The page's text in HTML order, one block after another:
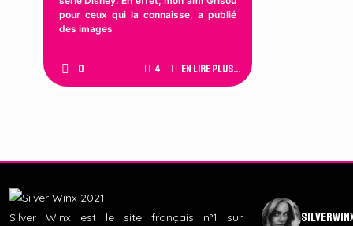
pour ceux qui la connaisse, a publié
des images
0 4 En lire plus...
Silver Winx est le site français n°1 sur